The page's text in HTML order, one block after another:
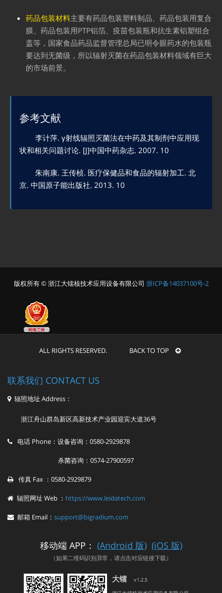
药品包装材料主要有药品包装塑料制品、药品包装用复合
膜、药品包装用PTP铝箔、疫苗包装瓶和抗生素铝塑组合
盖等，国家食品药品监督管理总局已明令眼药水的包装瓶
要达到无菌级，所以辐射灭菌在药品包装材料领域有巨大
的市场前景。
参考文献
李计萍. γ射线辐照灭菌法在中药及其制剂中应用现
状和相关问题讨论. [J]中国中药杂志. 2007. 10
朱南康. 王传桢. 医疗保健品和食品的辐射加工. 北
京. 中国原子能出版社. 2013. 10
版权所有 © 浙江大镭核技术应用设备有限公司 浙ICP备14037100号-2
ALL RIGHTS RESERVED. BACK TO TOP
联系我们 CONTACT US
辐照地址 Address：
浙江舟山群岛新区高新技术产业园迎宾大道36号
电话 Phone：设备咨询：0580-2929878
杀菌咨询：0574-27900597
传真 Fax ：0580-2929879
辐照网址 Web ： https://www.leidatech.com
邮箱 Email： support@bigradium.com
移动端 APP： (Android 版) (iOS 版)
（如果二维码识别异常，请点击对应链接下载）
大镭
v1.2.5